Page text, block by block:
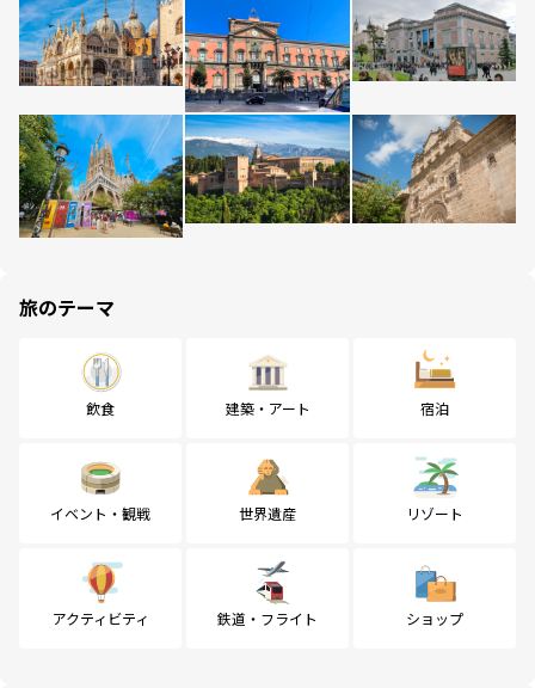
旅のテーマ
飲食 建築・アート 宿泊
イベント・観戦 世界遺産 リゾート
アクティビティ 鉄道・フライト ショップ